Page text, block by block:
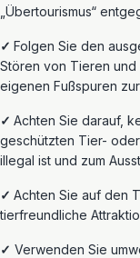
„Übertourismus“
✓ Folgen Sie den
Stören von Tieren und
eigenen Fußspuren
✓ Achten Sie darauf,
geschützten Tier-
illegal ist und zum
✓ Achten Sie auf den
tierfreundliche
✓ Verwenden Sie